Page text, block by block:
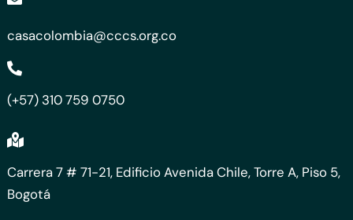
casacolombia@cccs.org.co
(+57) 310 759 0750
Carrera 7 # 71-21, Edificio Avenida Chile, Torre A, Piso 5,
Bogotá